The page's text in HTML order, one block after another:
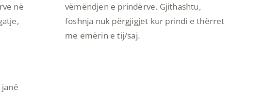
në
vëmëndjen e prindërve. Gjithashtu,
foshnja nuk përgjigjet kur prindi e thërret
me emërin e tij/saj.